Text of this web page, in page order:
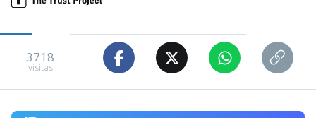
3718
visitas